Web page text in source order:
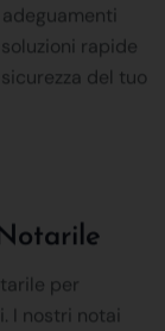
rapide
del tuo
per
I nostri notai